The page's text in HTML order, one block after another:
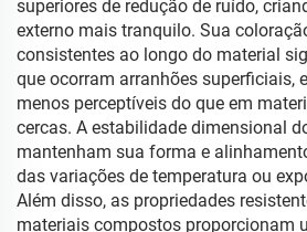
superiores de redução de ruído,
externo mais tranquilo. Sua
consistentes ao longo do material
que ocorram arranhões superficiais,
menos perceptíveis do que em
cercas. A estabilidade dimensional
mantenham sua forma e
das variações de temperatura ou
Além disso, as propriedades
materiais compostos proporcionam